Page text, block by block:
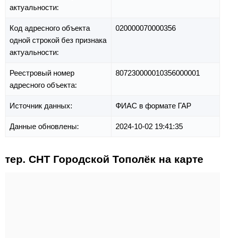
актуальности:
Код адресного объекта
одной строкой без признака
актуальности:
020000070000356
Реестровый номер
адресного объекта:
807230000010356000001
Источник данных: ФИАС в формате ГАР
Данные обновлены: 2024-10-02 19:41:35
тер. СНТ Городской Тополёк на карте